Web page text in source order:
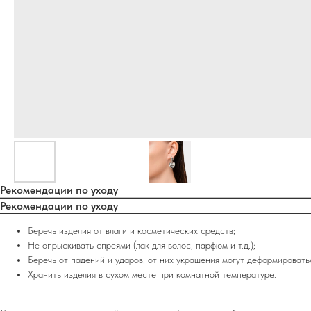
Рекомендации по уходу
Рекомендации по уходу
Беречь изделия от влаги и косметических средств;
Не опрыскивать спреями (лак для волос, парфюм и т.д.);
Беречь от падений и ударов, от них украшения могут
Хранить изделия в сухом месте при комнатной температуре.